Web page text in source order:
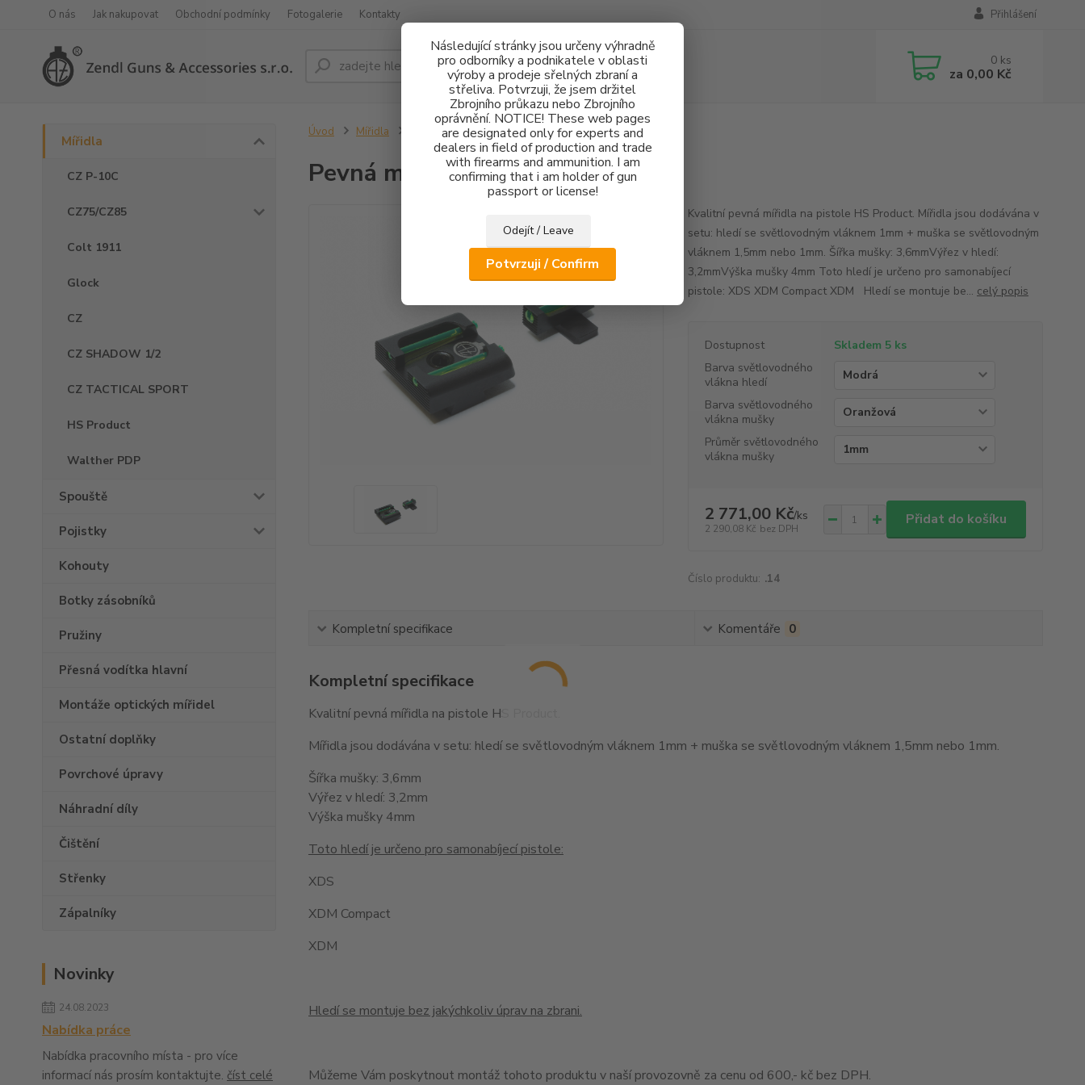
Následující stránky jsou určeny výhradně
pro odborníky a podnikatele v oblasti
výroby a prodeje sřelných zbraní a
střeliva. Potvrzuji, že jsem držitel
Zbrojního průkazu nebo Zbrojního
oprávnění. NOTICE! These web pages
are designated only for experts and
dealers in field of production and trade
with firearms and ammunition. I am
confirming that i am holder of gun
passport or license!
Odejít / Leave
Potvrzuji / Confirm
O nás Jak nakupovat Obchodní podmínky Fotogalerie Kontakty Přihlášení
Hledat 0 ks
za 0,00 Kč
Mířidla
CZ P-10C
CZ75/CZ85
Colt 1911
Glock
CZ
CZ SHADOW 1/2
CZ TACTICAL SPORT
HS Product
Walther PDP
Spouště
Pojistky
Kohouty
Botky zásobníků
Pružiny
Přesná vodítka hlavní
Montáže optických mířidel
Ostatní doplňky
Povrchové úpravy
Náhradní díly
Čištění
Střenky
Zápalníky
Novinky
24.08.2023
Nabídka práce
Nabídka pracovního místa - pro více
informací nás prosím kontaktujte. číst celé
Úvod Mířidla Pevná mířidla HS Product FO
Pevná mířidla HS Product FO
Kvalitní pevná mířidla na pistole HS Product. Mířidla jsou dodávána v
setu: hledí se světlovodným vláknem 1mm + muška se světlovodným
vláknem 1,5mm nebo 1mm. Šířka mušky: 3,6mmVýřez v hledí:
3,2mmVýška mušky 4mm Toto hledí je určeno pro samonabíjecí
pistole: XDS XDM Compact XDM Hledí se montuje be... celý popis
Dostupnost
Skladem 5 ks
Barva světlovodného
vlákna hledí
Barva světlovodného
vlákna mušky
Průměr světlovodného
vlákna mušky
2 771,00 Kč/ks
2 290,08 Kč bez DPH
Přidat do košíku
Číslo produktu: .14
Kompletní specifikace Komentáře 0
Kompletní specifikace
Kvalitní pevná mířidla na pistole HS Product.
Mířidla jsou dodávána v setu: hledí se světlovodným vláknem 1mm + muška se světlovodným vláknem 1,5mm nebo 1mm.
Šířka mušky: 3,6mm
Výřez v hledí: 3,2mm
Výška mušky 4mm
Toto hledí je určeno pro samonabíjecí pistole:
XDS
XDM Compact
XDM
Hledí se montuje bez jakýchkoliv úprav na zbrani.
Můžeme Vám poskytnout montáž tohoto produktu v naší provozovně za cenu od 600,- kč bez DPH.